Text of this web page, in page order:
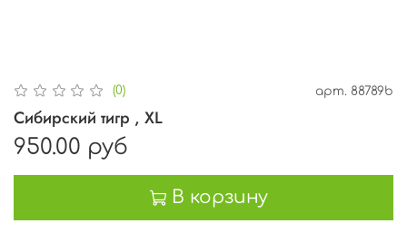
(0) арт. 88789b
Сибирский тигр , XL
950.00 руб
В корзину